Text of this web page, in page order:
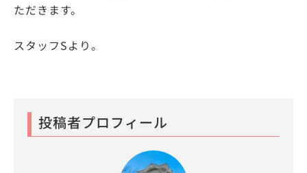
ただきます。
スタッフSより。
投稿者プロフィール